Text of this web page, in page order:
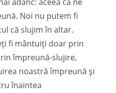
Noi nu putem fi
că slujim în altar.
fi mântuiți doar prin
împreună-slujire,
noastră împreună și
înaintea